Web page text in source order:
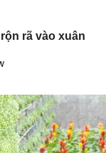
rã vào xuân